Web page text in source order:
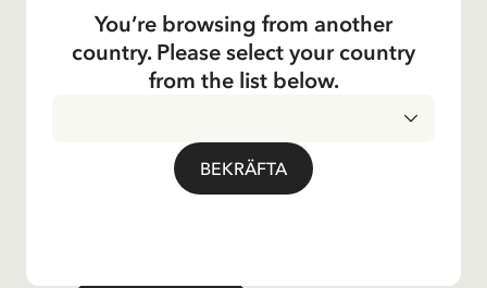
Social
Kontakta oss
Frågor angående beställningar och sortiment i
E-post
shop@astridlindgren.com
You’re browsing from another
country. Please select your country
from the list below.
BEKRÄFTA